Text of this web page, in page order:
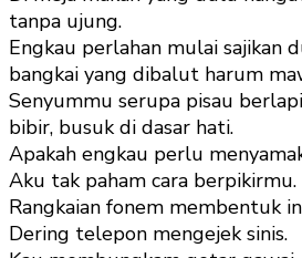
tanpa ujung.
Engkau perlahan mulai sajikan
bangkai yang dibalut harum
Senyummu serupa pisau
bibir, busuk di dasar hati.
Apakah engkau perlu
Aku tak paham cara berpikirmu.
Rangkaian fonem membentuk
Dering telepon mengejek sinis.